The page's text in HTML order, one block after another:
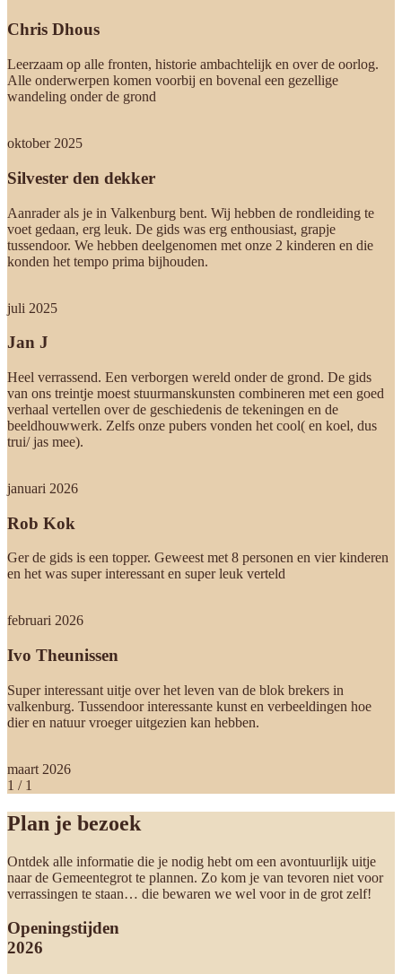
Chris Dhous
Leerzaam op alle fronten, historie ambachtelijk en over de oorlog.
Alle onderwerpen komen voorbij en bovenal een gezellige
wandeling onder de grond
oktober 2025
Silvester den dekker
Aanrader als je in Valkenburg bent. Wij hebben de rondleiding te
voet gedaan, erg leuk. De gids was erg enthousiast, grapje
tussendoor. We hebben deelgenomen met onze 2 kinderen en die
konden het tempo prima bijhouden.
juli 2025
Jan J
Heel verrassend. Een verborgen wereld onder de grond. De gids
van ons treintje moest stuurmanskunsten combineren met een goed
verhaal vertellen over de geschiedenis de tekeningen en de
beeldhouwwerk. Zelfs onze pubers vonden het cool( en koel, dus
trui/ jas mee).
januari 2026
Rob Kok
Ger de gids is een topper. Geweest met 8 personen en vier kinderen
en het was super interessant en super leuk verteld
februari 2026
Ivo Theunissen
Super interessant uitje over het leven van de blok brekers in
valkenburg. Tussendoor interessante kunst en verbeeldingen hoe
dier en natuur vroeger uitgezien kan hebben.
maart 2026
1 / 1
Plan je bezoek
Ontdek alle informatie die je nodig hebt om een avontuurlijk uitje
naar de Gemeentegrot te plannen. Zo kom je van tevoren niet voor
verrassingen te staan… die bewaren we wel voor in de grot zelf!
Openingstijden
2026